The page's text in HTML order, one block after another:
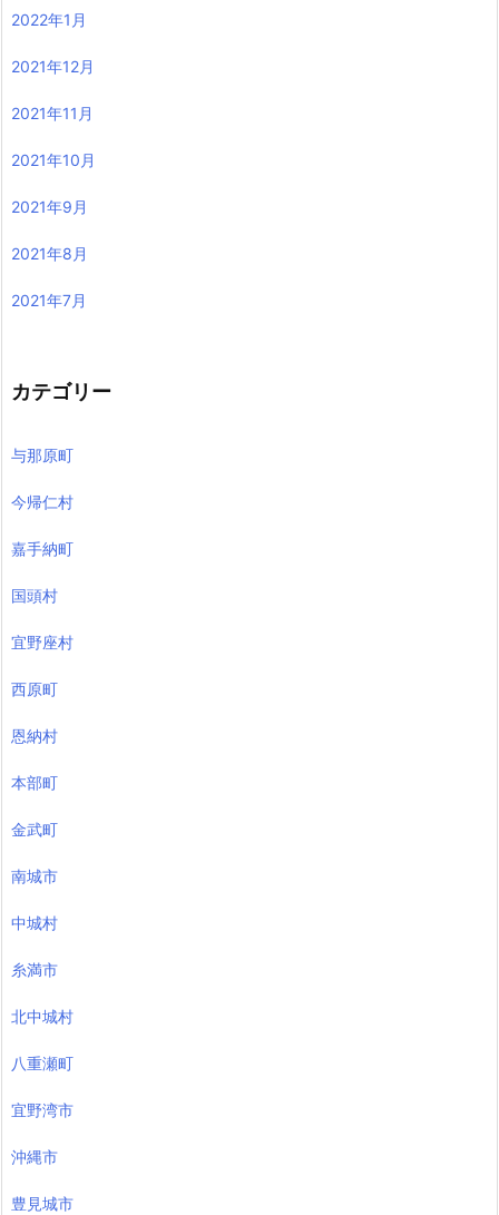
2022年1月
2021年12月
2021年11月
2021年10月
2021年9月
2021年8月
2021年7月
カテゴリー
与那原町
今帰仁村
嘉手納町
国頭村
宜野座村
西原町
恩納村
本部町
金武町
南城市
中城村
糸満市
北中城村
八重瀬町
宜野湾市
沖縄市
豊見城市